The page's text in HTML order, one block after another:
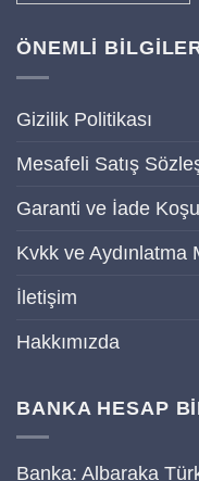
ÖNEMLİ
Gizilik Politikası
Mesafeli Satış
Garanti ve İade
Kvkk ve Aydınlatma
İletişim
Hakkımızda
BANKA HESAP
Banka: Albaraka